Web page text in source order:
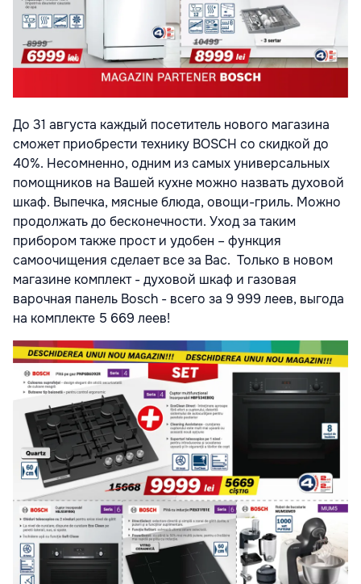
До 31 августа каждый посетитель нового магазина
сможет приобрести технику BOSCH со скидкой до
40%. Несомненно, одним из самых универсальных
помощников на Вашей кухне можно назвать духовой
шкаф. Выпечка, мясные блюда, овощи-гриль. Можно
продолжать до бесконечности. Уход за таким
прибором также прост и удобен – функция
самоочищения сделает все за Вас. Только в новом
магазине комплект - духовой шкаф и газовая
варочная панель Bosch - всего за 9 999 леев, выгода
на комплекте 5 669 леев!